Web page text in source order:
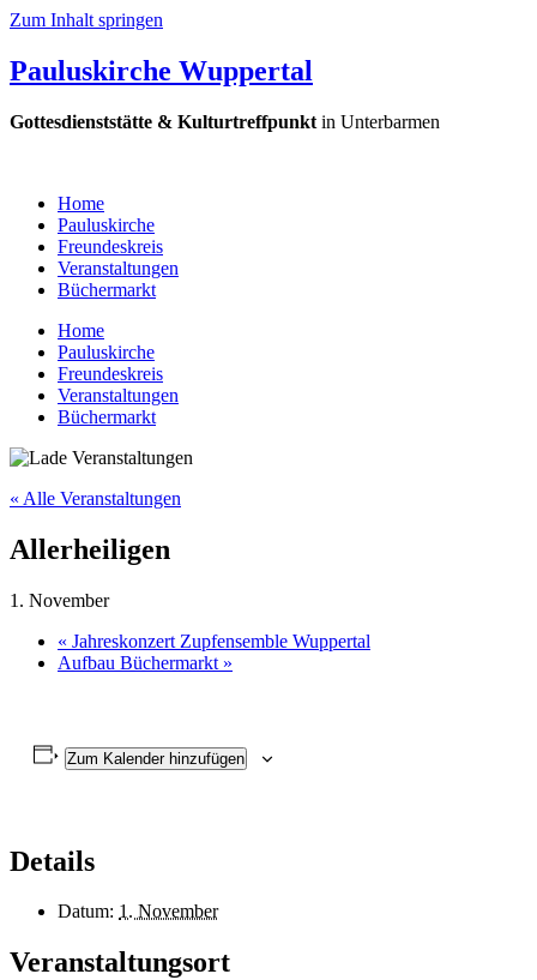
Zum Inhalt springen
Pauluskirche Wuppertal
Gottesdienststätte & Kulturtreffpunkt in Unterbarmen
Home
Pauluskirche
Freundeskreis
Veranstaltungen
Büchermarkt
Home
Pauluskirche
Freundeskreis
Veranstaltungen
Büchermarkt
« Alle Veranstaltungen
Allerheiligen
1. November
« Jahreskonzert Zupfensemble Wuppertal
Aufbau Büchermarkt »
Zum Kalender hinzufügen
Details
Datum: 1. November
Veranstaltungsort